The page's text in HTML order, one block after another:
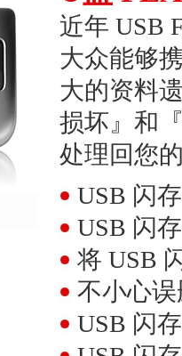
近年 USB
大众能够
大的资料
损坏』和
处理回您
USB 闪
USB 闪
将 USB
不小心
USB 闪